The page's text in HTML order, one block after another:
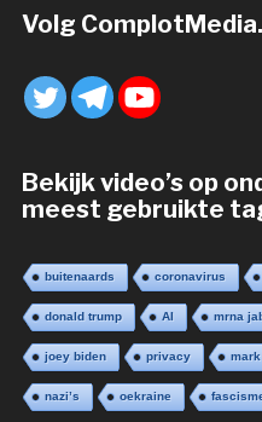
Volg
Bekijk video’s op
meest gebruikte
buitenaards coronavirus
donald trump AI mrna
joey biden privacy mark
nazi’s oekraine